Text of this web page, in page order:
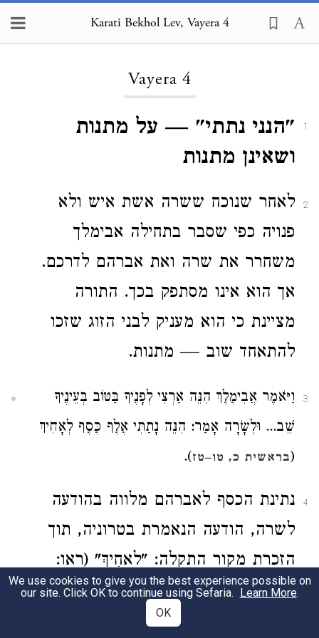
Karati Bekhol Lev, Vayera 4
Vayera 4
1
"הנני נתתי" — על מתנות
ושאינן מתנות
2
לאחר שנוכח ששרה אשת איש ולא
פנויה כפי שסבר בתחילה אבימלך
משחרר את שרה ואת אברהם לדרכם.
אך הוא אינו מסתפק בכך. התורה
מציינת כי הוא מעניק לבני הזוג שזכו
להתאחד שוב — מתנות.
3
וַיֹּאמֶר אֲבִימֶלֶךְ הִנֵּה אַרְצִי לְפָנֶיךָ בַּטּוֹב בְּעֵינֶיךָ
שֵׁב... וּלְשָׂרָה אָמַר: הִנֵּה נָתַתִּי אֶלֶף כֶּסֶף לְאָחִיךְ
(בראשית כ, טו–טז).
4
נתינת הכסף לאברהם מלווה בהודעה
לשרה, הודעה הנאמרת בטרוניה, תוך
הזכרת מקור התקלה: "לְאָחִיךְ" (ראו:
תולדות יצחק, לר' יצחק בן ר' יוסף
קארו, תלמיד הר"י קנפנטון). נראה
We use cookies to give you the best experience possible on
our site. Click OK to continue using Sefaria. Learn More.
OK